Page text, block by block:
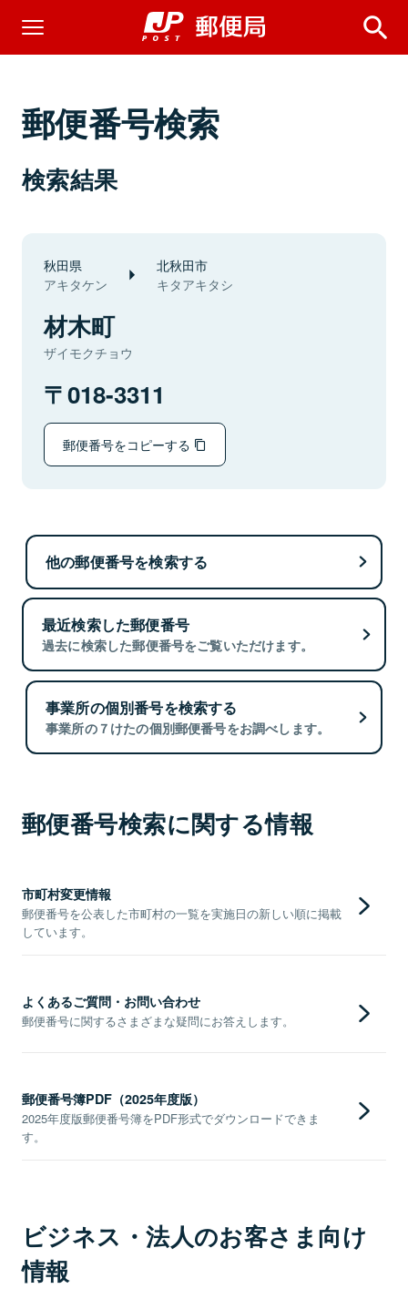
郵便番号検索
検索結果
秋田県
アキタケン
北秋田市
キタアキタシ
材木町
ザイモクチョウ
018-3311
郵便番号をコピーする
他の郵便番号を検索する
最近検索した郵便番号
過去に検索した郵便番号をご覧いただけます。
事業所の個別番号を検索する
事業所の７けたの個別郵便番号をお調べします。
郵便番号検索に関する情報
市町村変更情報
郵便番号を公表した市町村の一覧を実施日の新しい順に掲載
しています。
よくあるご質問・お問い合わせ
郵便番号に関するさまざまな疑問にお答えします。
郵便番号簿PDF（2025年度版）
2025年度版郵便番号簿をPDF形式でダウンロードできま
す。
ビジネス・法人のお客さま向け
情報